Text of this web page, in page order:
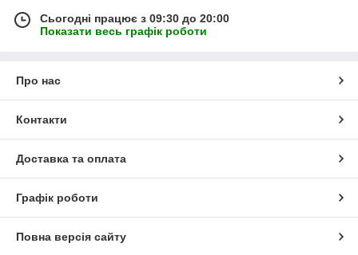
Сьогодні працює з 09:30 до 20:00
Показати весь графік роботи
Про нас
Контакти
Доставка та оплата
Графік роботи
Повна версія сайту